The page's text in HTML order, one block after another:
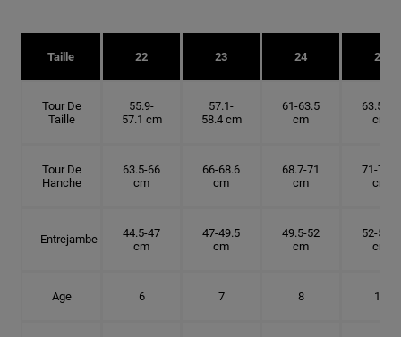
Taille 22 23 24 25
Tour De
Taille
55.9-
57.1 cm
57.1-
58.4 cm
61-63.5
cm
63.5-66
cm
Tour De
Hanche
63.5-66
cm
66-68.6
cm
68.7-71
cm
71-73.6
cm
Entrejambe
44.5-47
cm
47-49.5
cm
49.5-52
cm
52-54.6
cm
Age 6 7 8 10